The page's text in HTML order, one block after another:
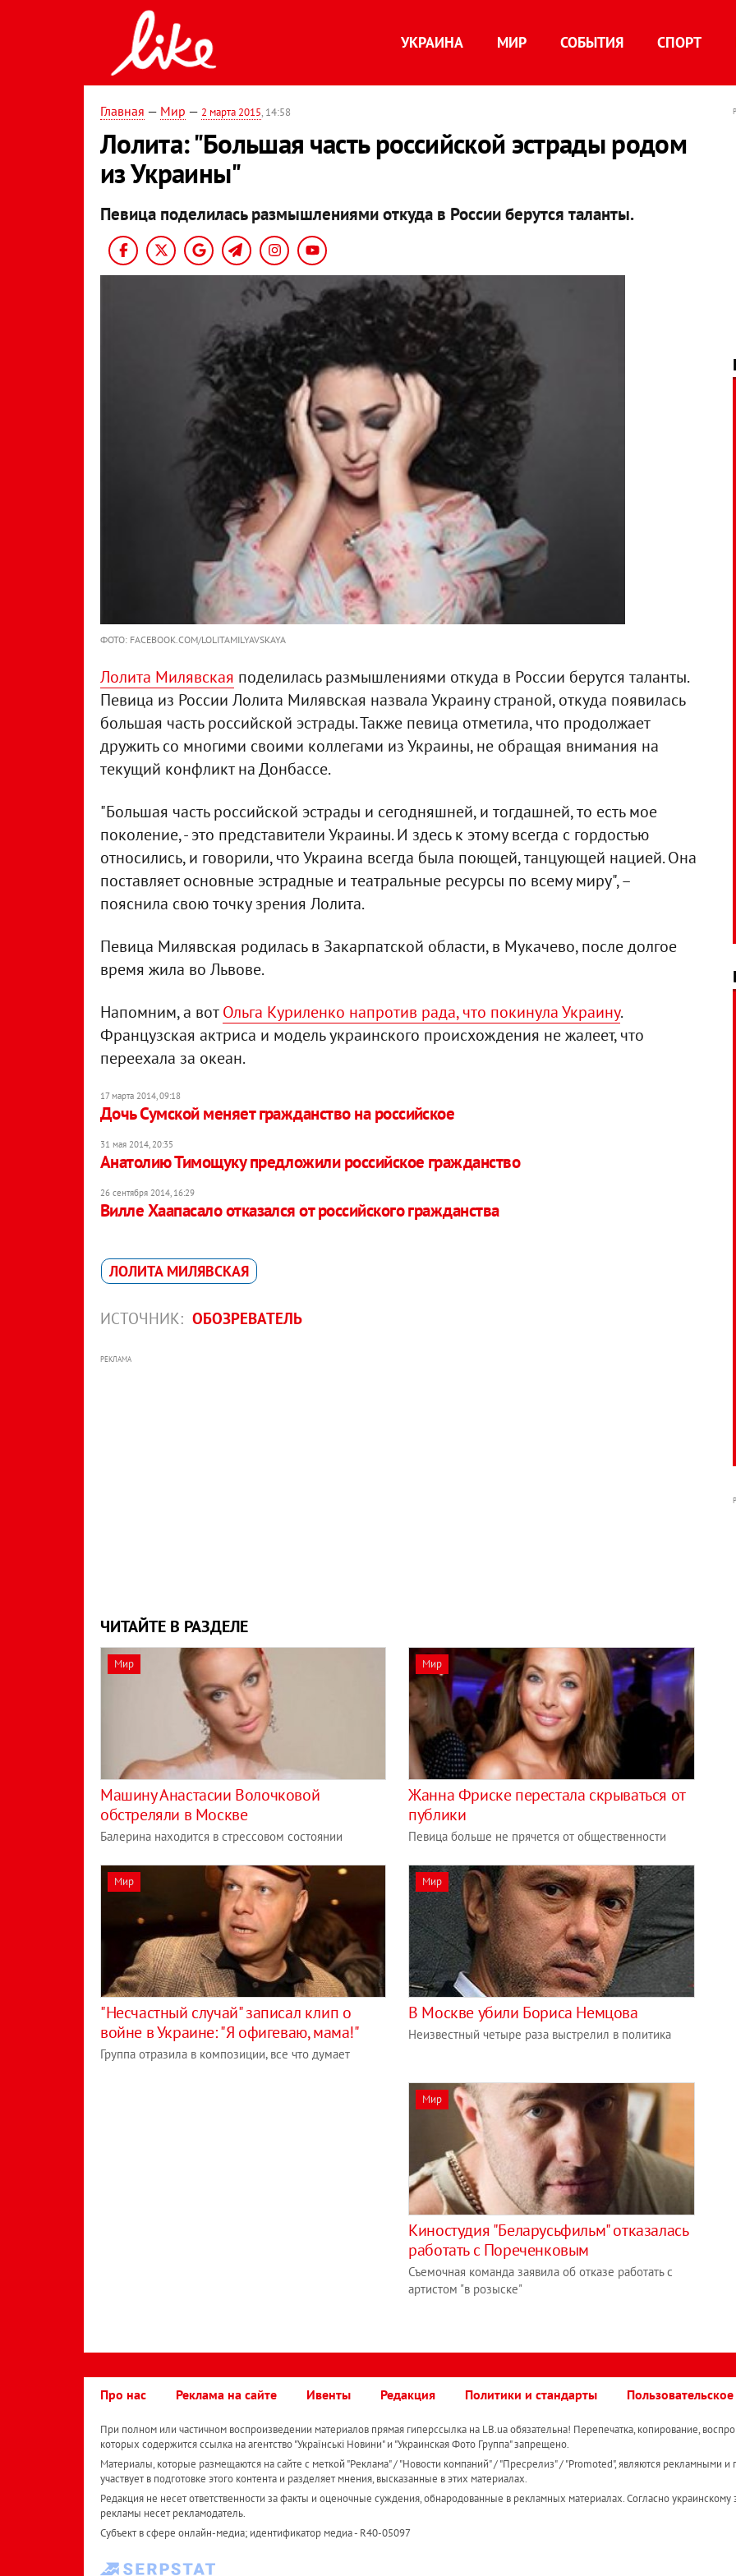
УКРАИНА МИР СОБЫТИЯ СПОРТ
Главная — Мир — 2 марта 2015, 14:58
Лолита: "Большая часть российской эстрады родом
из Украины"
Певица поделилась размышлениями откуда в России берутся таланты.
ФОТО: FACEBOOK.COM/LOLITAMILYAVSKAYA
Лолита Милявская поделилась размышлениями откуда в России берутся таланты.
Певица из России Лолита Милявская назвала Украину страной, откуда появилась
большая часть российской эстрады. Также певица отметила, что продолжает
дружить со многими своими коллегами из Украины, не обращая внимания на
текущий конфликт на Донбассе.
"Большая часть российской эстрады и сегодняшней, и тогдашней, то есть мое
поколение, - это представители Украины. И здесь к этому всегда с гордостью
относились, и говорили, что Украина всегда была поющей, танцующей нацией. Она
поставляет основные эстрадные и театральные ресурсы по всему миру", –
пояснила свою точку зрения Лолита.
Певица Милявская родилась в Закарпатской области, в Мукачево, после долгое
время жила во Львове.
Напомним, а вотОльга Куриленко напротив рада, что покинула Украину.
Французская актриса и модель украинского происхождения не жалеет, что
переехала за океан.
17 марта 2014, 09:18
Дочь Сумской меняет гражданство на российское
31 мая 2014, 20:35
Анатолию Тимощуку предложили российское гражданство
26 сентября 2014, 16:29
Вилле Хаапасало отказался от российского гражданства
ЛОЛИТА МИЛЯВСКАЯ
ИСТОЧНИК: ОБОЗРЕВАТЕЛЬ
РЕКЛАМА
ЧИТАЙТЕ В РАЗДЕЛЕ
Мир
Машину Анастасии Волочковой
обстреляли в Москве
Балерина находится в стрессовом состоянии
Мир
Жанна Фриске перестала скрываться от
публики
Певица больше не прячется от общественности
Мир
"Несчастный случай" записал клип о
войне в Украине: "Я офигеваю, мама!"
Группа отразила в композиции, все что думает
Мир
В Москве убили Бориса Немцова
Неизвестный четыре раза выстрелил в политика
Мир
Киностудия "Беларусьфильм" отказалась
работать с Пореченковым
Съемочная команда заявила об отказе работать с
артистом "в розыске"
Про нас Реклама на сайте Ивенты Редакция Политики и стандарты
При полном или частичном воспроизведении материалов прямая гиперссылка на LB.ua обязательна! Перепечатка, копирование,
которых содержится ссылка на агентство "Українськi Новини" и "Украинская Фото Группа" запрещено.
Материалы, которые размещаются на сайте с меткой "Реклама" / "Новости компаний" / "Пресрелиз" / "Promoted", являются рекламными и
участвует в подготовке этого контента и разделяет мнения, высказанные в этих материалах.
Редакция не несет ответственности за факты и оценочные суждения, обнародованные в рекламных материалах. Согласно украинскому
рекламы несет рекламодатель.
Субъект в сфере онлайн-медиа; идентификатор медиа - R40-05097